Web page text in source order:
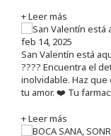
+ Leer más
feb 14, 2025
San Valentín está
???? Encuentra el
inolvidable. Haz
tu amor. ❤️ Tu
+ Leer más